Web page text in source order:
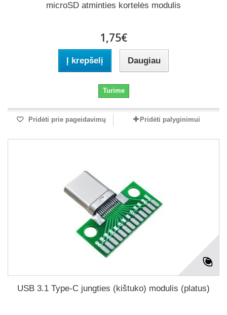
microSD atminties kortelės modulis
1,75€
Į krepšelį Daugiau
Turime
Pridėti prie pageidavimų Pridėti palyginimui
USB 3.1 Type-C jungties (kištuko) modulis (platus)